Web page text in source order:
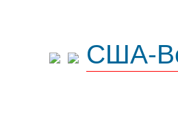
США-